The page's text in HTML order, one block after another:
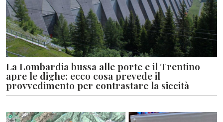
La Lombardia bussa alle porte e il Trentino
apre le dighe: ecco cosa prevede il
provvedimento per contrastare la siccità